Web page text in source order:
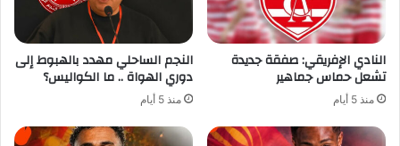
النادي الإفريقي: صفقة جديدة
تشعل حماس جماهير
منذ 5 أيام
النجم الساحلي مهدد بالهبوط إلى
دوري الهواة .. ما الكواليس؟
منذ 5 أيام